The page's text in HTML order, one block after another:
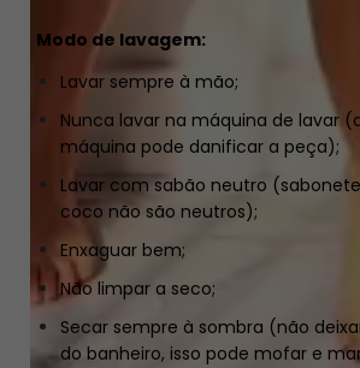
Modo de lavagem:
Lavar sempre à mão;
Nunca lavar na máquina de lavar
máquina pode danificar a peça);
Lavar com sabão neutro
coco não são neutros);
Enxaguar bem;
Não limpar a seco;
Secar sempre à sombra (não
do banheiro, isso pode mofar e